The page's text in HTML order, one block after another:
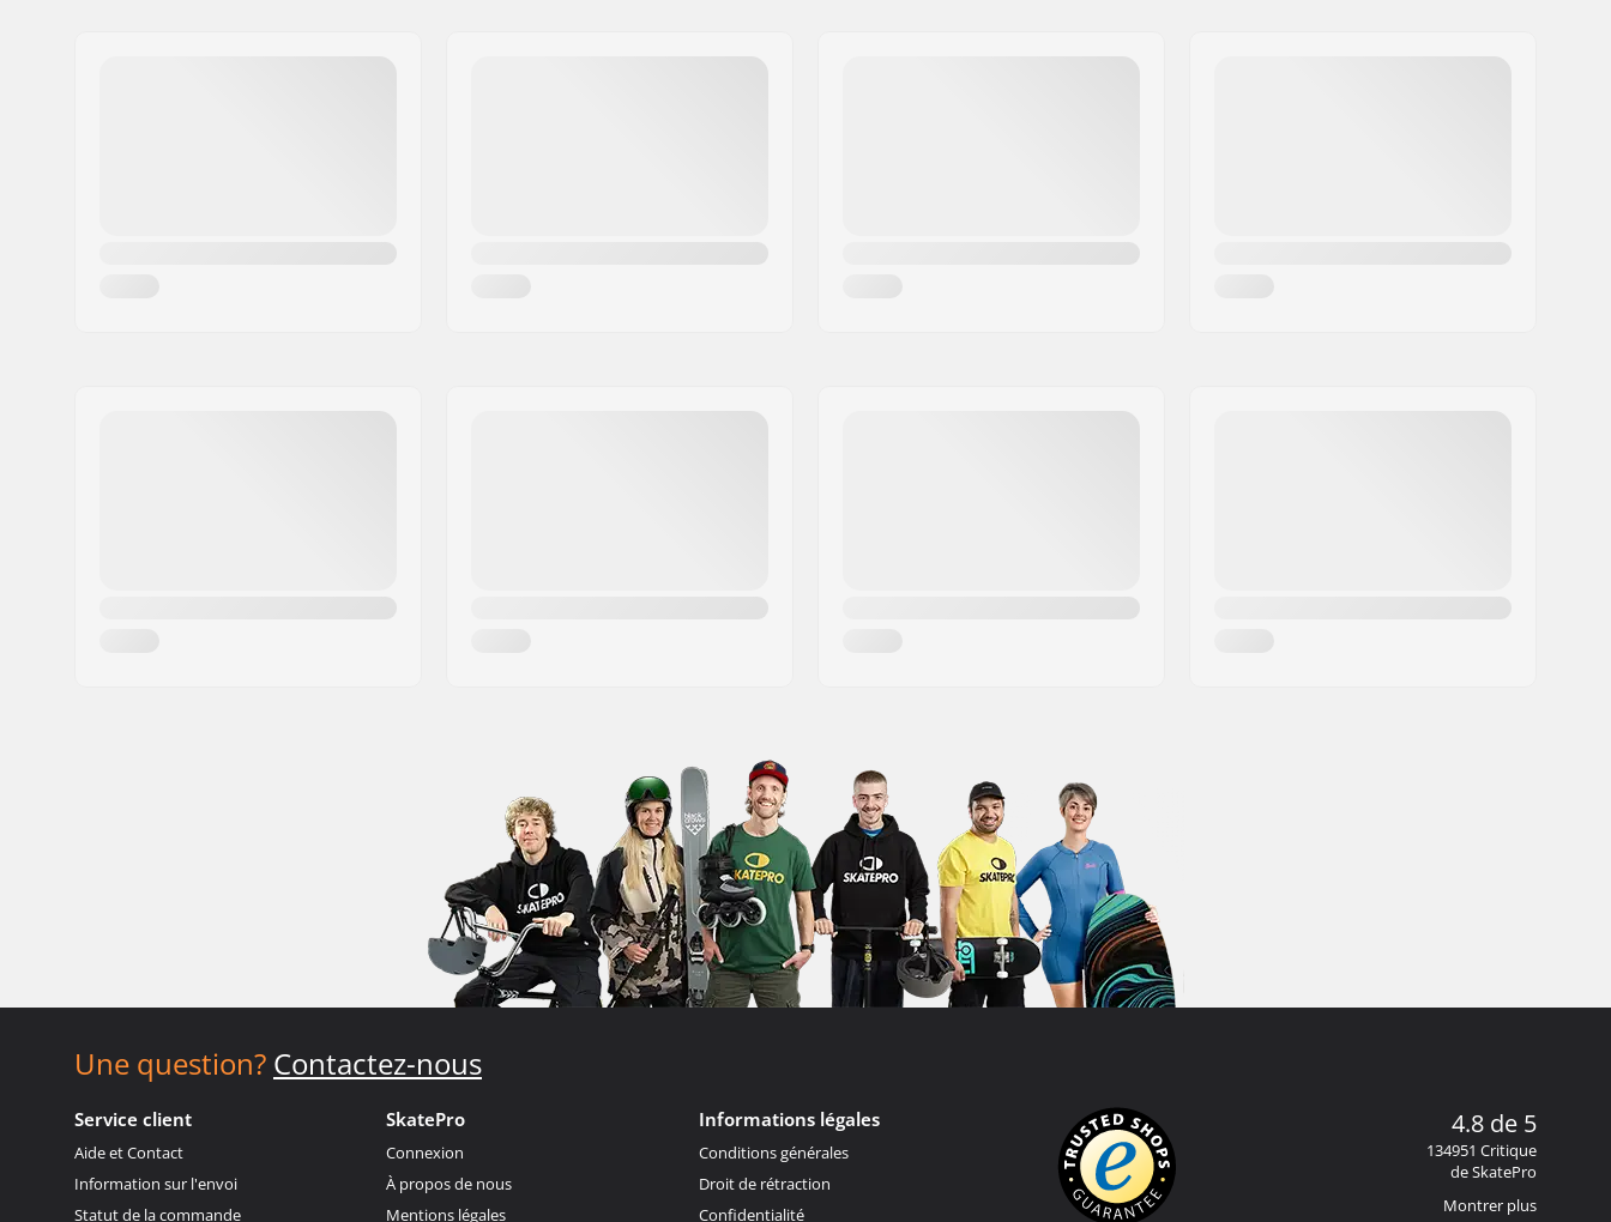
Une question? Contactez-nous
Service client
Aide et Contact
Information sur l'envoi
Statut de la commande
SkatePro
Connexion
À propos de nous
Mentions légales
Informations légales
Conditions générales
Droit de rétraction
Confidentialité
4.8 de 5
134951 Critique
de SkatePro
Montrer plus